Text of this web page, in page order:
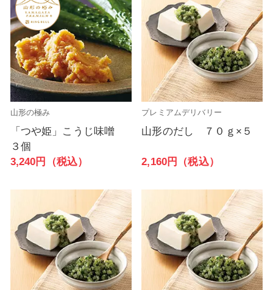
山形の極み
「つや姫」こうじ味噌
３個
3,240円（税込）
プレミアムデリバリー
山形のだし ７０ｇ×５
2,160円（税込）